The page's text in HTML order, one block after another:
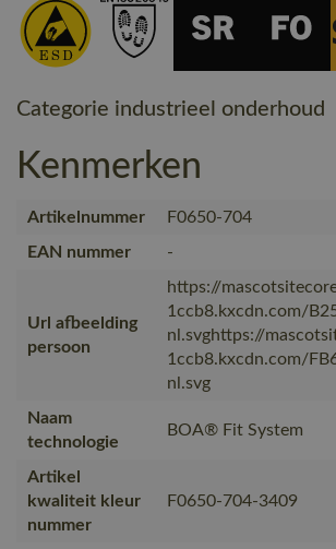
Categorie industrieel onderhoud
Kenmerken
Artikelnummer
F0650-704
EAN nummer
-
Url afbeelding
persoon
https://
1ccb8.kxcdn.com/
nl.svghttps://
1ccb8.kxcdn.com/
nl.svg
Naam
technologie
BOA® Fit System
Artikel
kwaliteit kleur
nummer
F0650-704-3409